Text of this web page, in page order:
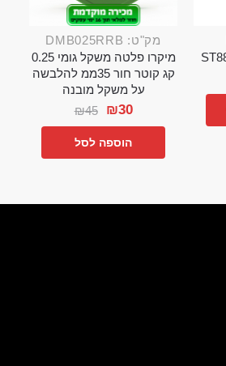
מק"ט: DMB025RRB
מיקרו פלטה משקל גומי 0.25
קג קוטר חור 35ממ להלבשה
על משקל מובנה
₪45 ₪30
הוספה לסל